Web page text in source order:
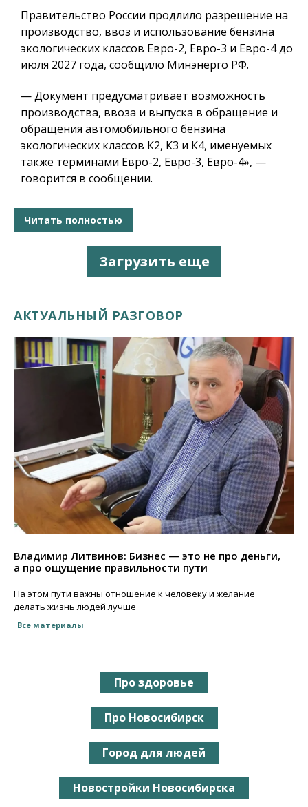
Правительство России продлило разрешение на
производство, ввоз и использование бензина
экологических классов Евро-2, Евро-3 и Евро-4 до
июля 2027 года, сообщило Минэнерго РФ.
— Документ предусматривает возможность
производства, ввоза и выпуска в обращение и
обращения автомобильного бензина
экологических классов К2, К3 и К4, именуемых
также терминами Евро-2, Евро-3, Евро-4», —
говорится в сообщении.
Читать полностью
Загрузить еще
АКТУАЛЬНЫЙ РАЗГОВОР
Владимир Литвинов: Бизнес — это не про деньги,
а про ощущение правильности пути
На этом пути важны отношение к человеку и желание
делать жизнь людей лучше
Все материалы
Про здоровье
Про Новосибирск
Город для людей
Новостройки Новосибирска